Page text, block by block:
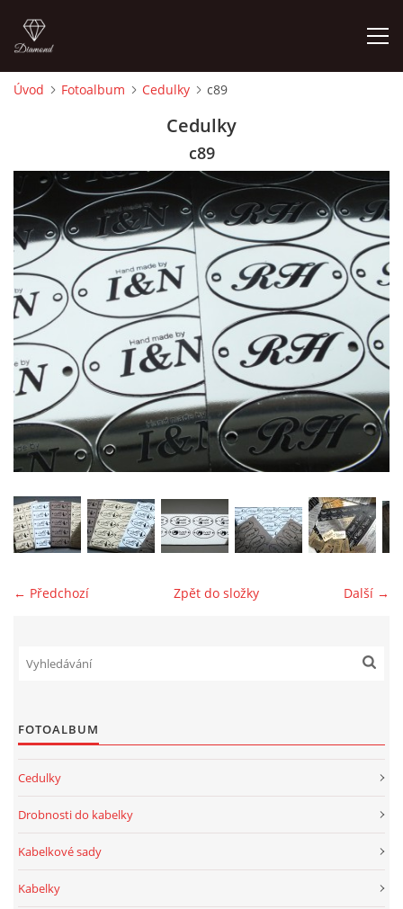
CEDULKY
MOJE POSLEDNÍ PRÁCE
jk-laguna@seznam.cz
Úvod Fotoalbum Cedulky c89
Cedulky
c89
← Předchozí Další →
Zpět do složky
FOTOALBUM
Cedulky
Drobnosti do kabelky
Kabelkové sady
Kabelky